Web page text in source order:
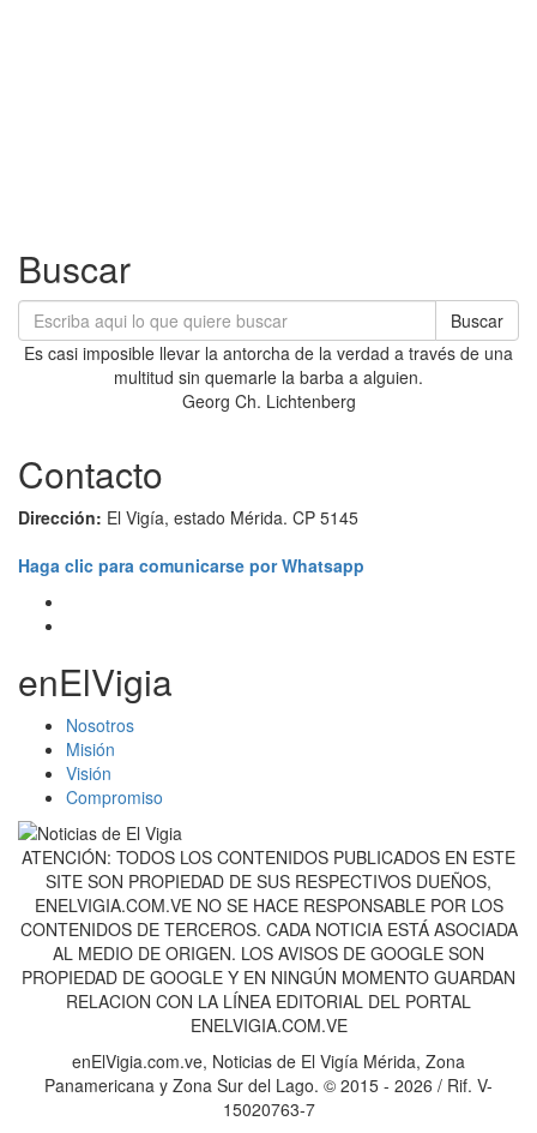
Buscar
Buscar
Es casi imposible llevar la antorcha de la verdad a través de una
multitud sin quemarle la barba a alguien.
Georg Ch. Lichtenberg
Contacto
Dirección: El Vigía, estado Mérida. CP 5145
Haga clic para comunicarse por Whatsapp
enElVigia
Nosotros
Misión
Visión
Compromiso
ATENCIÓN: TODOS LOS CONTENIDOS PUBLICADOS EN ESTE
SITE SON PROPIEDAD DE SUS RESPECTIVOS DUEÑOS,
ENELVIGIA.COM.VE NO SE HACE RESPONSABLE POR LOS
CONTENIDOS DE TERCEROS. CADA NOTICIA ESTÁ ASOCIADA
AL MEDIO DE ORIGEN. LOS AVISOS DE GOOGLE SON
PROPIEDAD DE GOOGLE Y EN NINGÚN MOMENTO GUARDAN
RELACION CON LA LÍNEA EDITORIAL DEL PORTAL
ENELVIGIA.COM.VE
enElVigia.com.ve, Noticias de El Vigía Mérida, Zona
Panamericana y Zona Sur del Lago. © 2015 - 2026 / Rif. V-
15020763-7